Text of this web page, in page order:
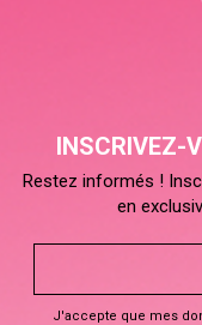
INSCRIVEZ-
Restez informés !
en
J'accepte que mes